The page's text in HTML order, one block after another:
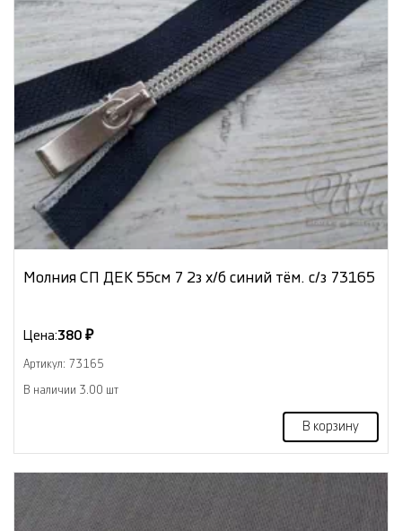
Молния СП ДЕК 55см 7 2з х/б синий тём. с/з 73165
Цена:380 ₽
Артикул: 73165
В наличии 3.00 шт
В корзину